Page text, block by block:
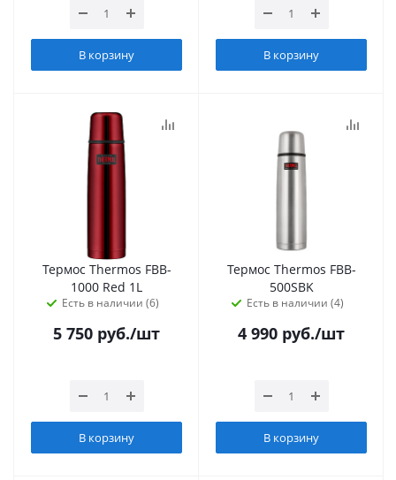
В корзину В корзину
Термос Thermos FBB-
1000 Red 1L
Есть в наличии (6)
5 750 руб./шт
В корзину
Термос Thermos FBB-
500SBK
Есть в наличии (4)
4 990 руб./шт
В корзину